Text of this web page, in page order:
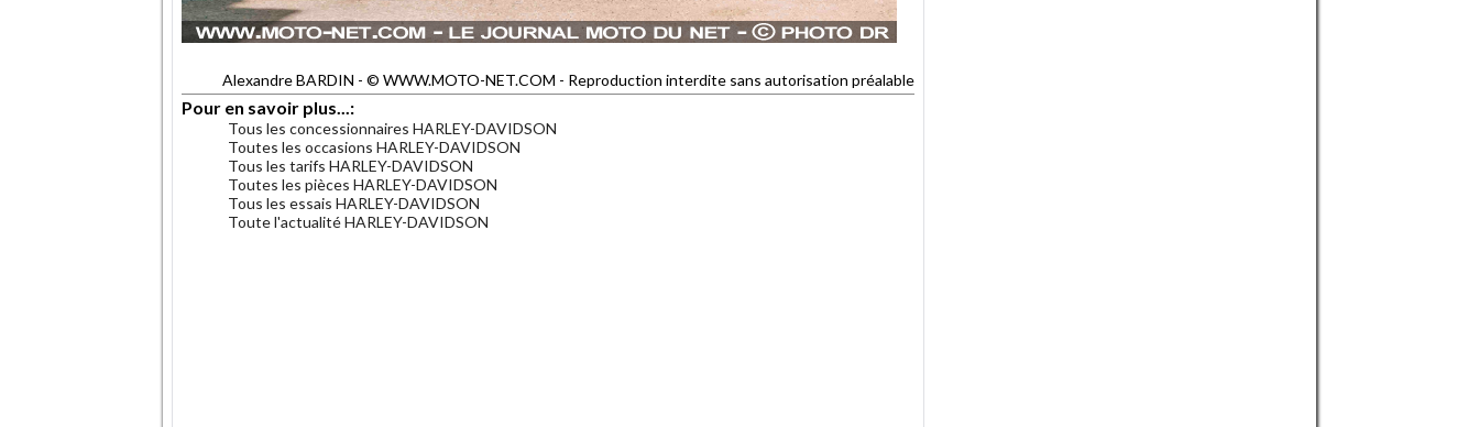
Alexandre BARDIN - © WWW.MOTO-NET.COM - Reproduction interdite sans autorisation préalable
Pour en savoir plus...:
Tous les concessionnaires HARLEY-DAVIDSON
Toutes les occasions HARLEY-DAVIDSON
Tous les tarifs HARLEY-DAVIDSON
Toutes les pièces HARLEY-DAVIDSON
Tous les essais HARLEY-DAVIDSON
Toute l'actualité HARLEY-DAVIDSON